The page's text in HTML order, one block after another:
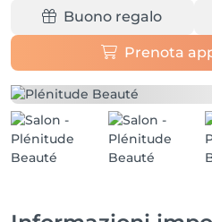
Buono regalo
Prenota